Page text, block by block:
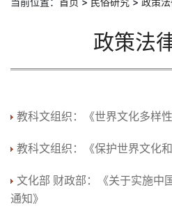
政策法
教科文组织：《世界文化多样性
教科文组织：《保护世界文化
文化部 财政部：《关于实施中
通知》